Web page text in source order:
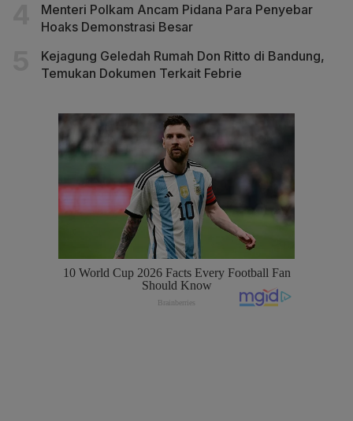
Menteri Polkam Ancam Pidana Para Penyebar
Hoaks Demonstrasi Besar
Kejagung Geledah Rumah Don Ritto di Bandung,
Temukan Dokumen Terkait Febrie